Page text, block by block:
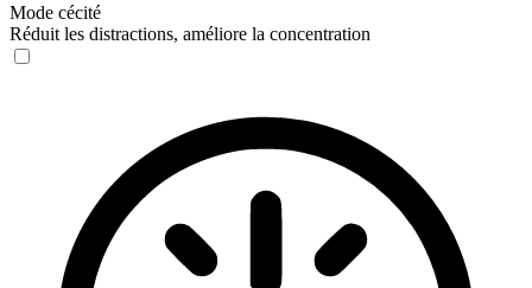
Mode cécité
Réduit les distractions, améliore la concentration